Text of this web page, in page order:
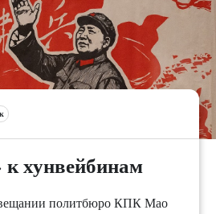
к хунвейбинам
политбюро КПК Мао